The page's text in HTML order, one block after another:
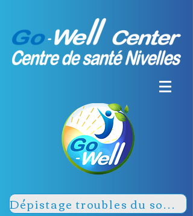
Dépistage troubles du sommeil